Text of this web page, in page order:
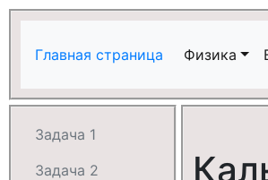
Главная страница Физика
Задача 1
Задача 2